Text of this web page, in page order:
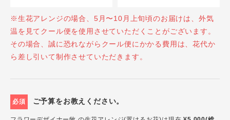
※生花アレンジの場合、5月〜10月上旬頃のお届けは、外気
温を見てクール便を使用させていただくことがございます。
その場合、誠に恐れながらクール便にかかる費用は、花代か
ら差し引いて制作させていただきます。
必須 ご予算をお教えください。